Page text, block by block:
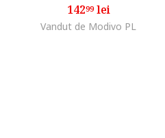
14299lei
Vandut de Modivo PL